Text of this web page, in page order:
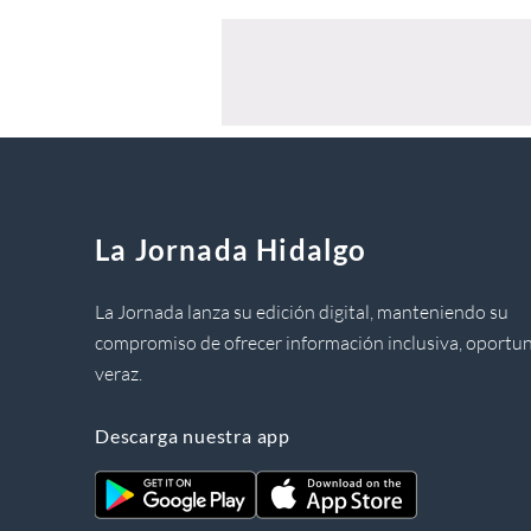
La Jornada Hidalgo
La Jornada lanza su edición digital, manteniendo su
compromiso de ofrecer información inclusiva,
veraz.
Descarga nuestra app